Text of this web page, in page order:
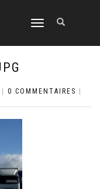
DÉPLIER
NAVIGATION
0 COMMENTAIRES